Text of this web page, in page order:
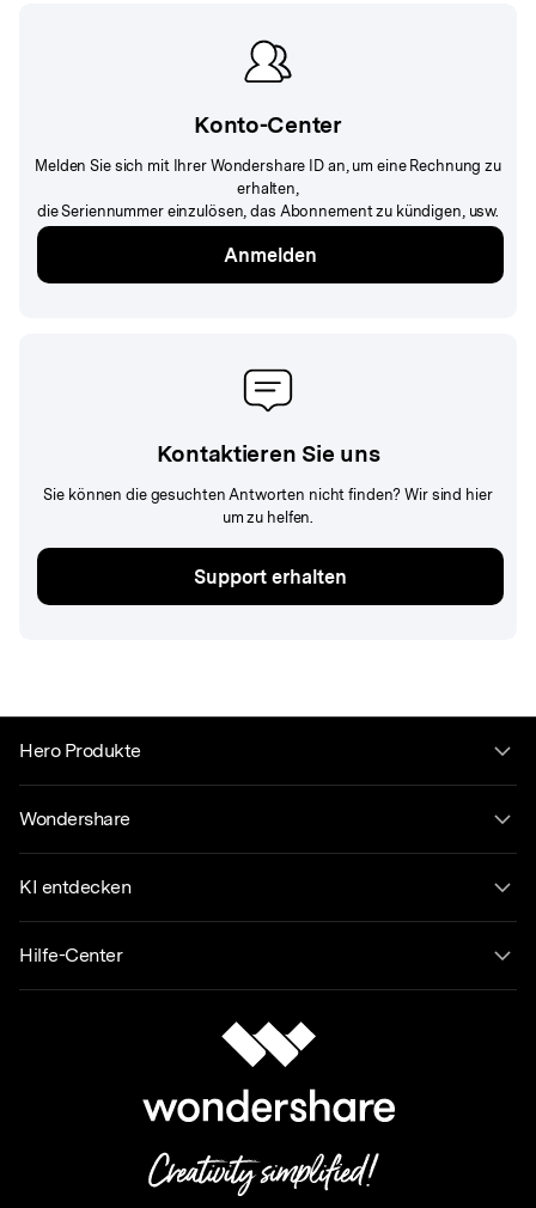
Konto-Center
Melden Sie sich mit Ihrer Wondershare ID an, um eine Rechnung zu
erhalten,
die Seriennummer einzulösen, das Abonnement zu kündigen, usw.
Anmelden
Kontaktieren Sie uns
Sie können die gesuchten Antworten nicht finden? Wir sind hier
um zu helfen.
Support erhalten
Hero Produkte
Wondershare
KI entdecken
Hilfe-Center